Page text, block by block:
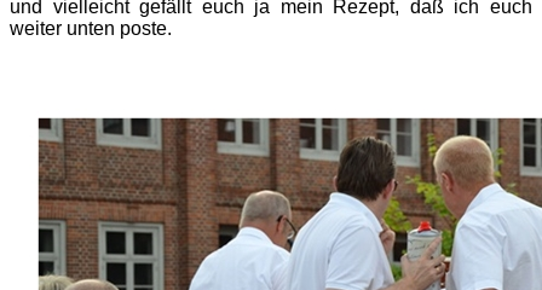
und vielleicht gefällt euch ja mein Rezept, daß ich euch
weiter unten poste.